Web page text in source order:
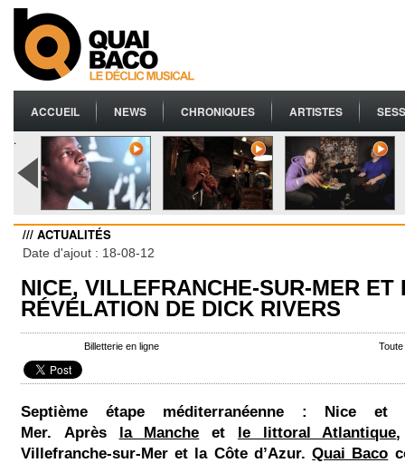
ACCUEIL NEWS CHRONIQUES ARTISTES
.
/// ACTUALITÉS
Date d'ajout : 18-08-12
NICE, VILLEFRANCHE-SUR-MER ET
RÉVÉLATION DE DICK RIVERS
Billetterie en ligne
Septième étape méditerranéenne : Nice et
Mer. Après la Manche et le littoral Atlantique,
Villefranche-sur-Mer et la Côte d’Azur.Quai Baco